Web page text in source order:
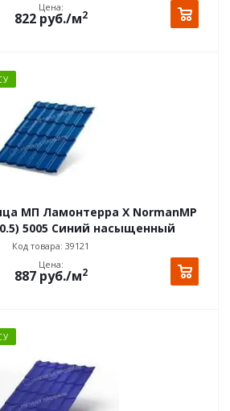
Цена:
822руб./м2
МП Ламонтерра X NormanMP
5005 Синий насыщенный
Код товара: 39121
Цена:
887руб./м2